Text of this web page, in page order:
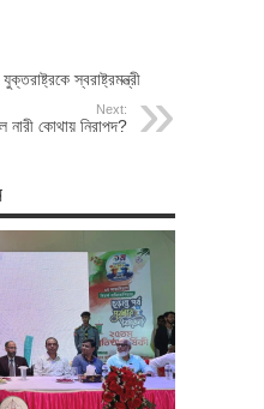
স্বরাষ্ট্রমন্ত্রী
Next:
কোথায় নিরাপদ?